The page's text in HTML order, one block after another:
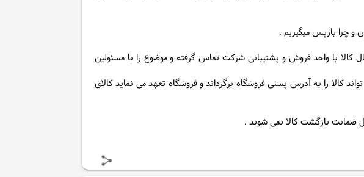
و چرا بازپس میگیریم .
کالا با واحد فروش و پشتیبانی شرکت تماس گرفته و موضوع را با مسئولین
کالا را به آدرس پستی فروشگاه برگرداند و فروشگاه تعهد می نماید کالای
ضمانت بازگشت کالا نمی شوند .